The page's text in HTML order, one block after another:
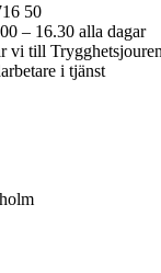
50
– 16.30 alla dagar
vi till
i tjänst